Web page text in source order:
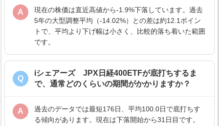
A
現在の株価は直近高値から-1.9%下落しています。過去
5年の大型調整平均（-14.02%）との差は約12.1ポイン
トで、平均より下げ幅は小さく、比較的落ち着いた範囲
です。
Q
iシェアーズ JPX日経400ETFが底打ちするま
で、通常どのくらいの期間がかかりますか？
A
過去のデータでは最短176日、平均100.0日で底打ちす
る傾向があります。現在は下落開始から31日目です。